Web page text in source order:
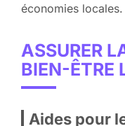
économies locales.
ASSURER
BIEN-ÊTRE
Aides pour